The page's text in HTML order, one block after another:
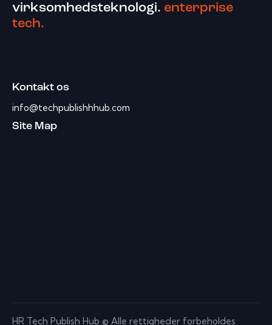
virksomhedsteknologi. enterprise
tech.
Kontakt os
info@techpublishhhub.com
Site Map
HR Tech Publish Hub © Alle rettigheder forbeholdes